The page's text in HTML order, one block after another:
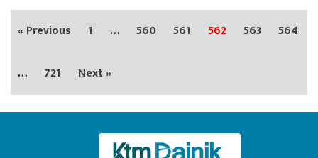
« Previous 1 … 560 561 562 563 564
… 721 Next »